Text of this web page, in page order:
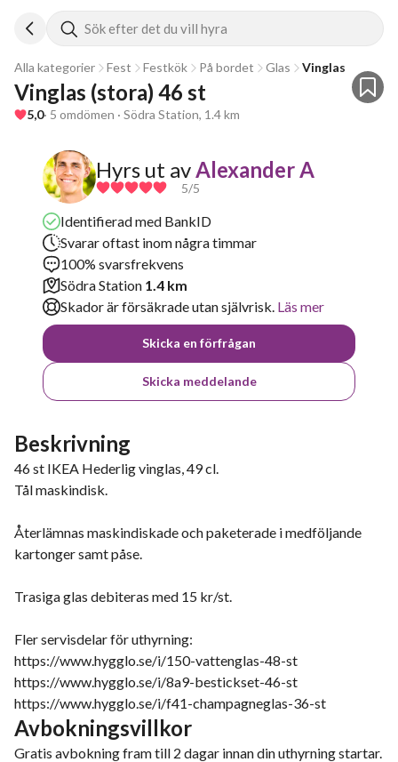
Sök efter det du vill hyra
Alla kategorier Fest Festkök På bordet Glas Vinglas
Vinglas (stora) 46 st
5,0· 5 omdömen · Södra Station, 1.4 km
Hyrs ut av Alexander A
5/5
Identifierad med BankID
Svarar oftast inom några timmar
100% svarsfrekvens
Södra Station 1.4 km
Skador är försäkrade utan självrisk. Läs mer
Skicka en förfrågan
Skicka meddelande
Beskrivning
46 st IKEA Hederlig vinglas, 49 cl.
Tål maskindisk.
Återlämnas maskindiskade och paketerade i medföljande
kartonger samt påse.
Trasiga glas debiteras med 15 kr/st.
Fler servisdelar för uthyrning:
https://www.hygglo.se/i/150-vattenglas-48-st
https://www.hygglo.se/i/8a9-bestickset-46-st
https://www.hygglo.se/i/f41-champagneglas-36-st
Avbokningsvillkor
Gratis avbokning fram till 2 dagar innan din uthyrning startar.